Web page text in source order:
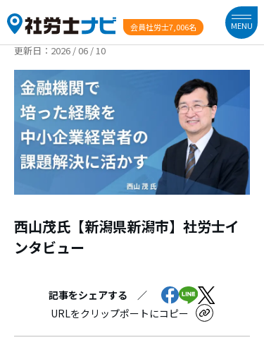
会員社労士7,006名 MENU
更新日： 2026 / 06 / 10
西山茂氏【新潟県新潟市】社労士イ
ンタビュー
記事をシェアする ／
URLをクリップポートにコピー